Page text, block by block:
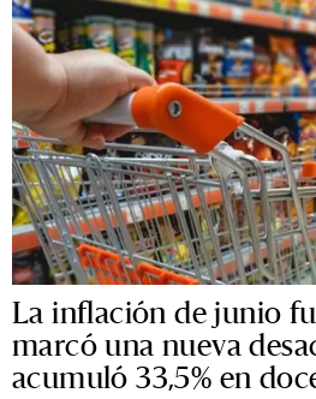
La inflación de junio
marcó una nueva
acumuló 33,5% en